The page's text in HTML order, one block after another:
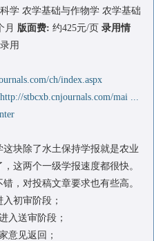
学 农学基础与作物学 农学基础
月 版面费: 约425元/页 录用情
用
ch/index.aspx
http://stbcxb.cnjournals.com/mai ...
这块除了水土保持学报就是农业
这两个一级学报速度都很快。
，对投稿文章要求也有些高。
初审阶段；
入送审阶段；
意见返回；